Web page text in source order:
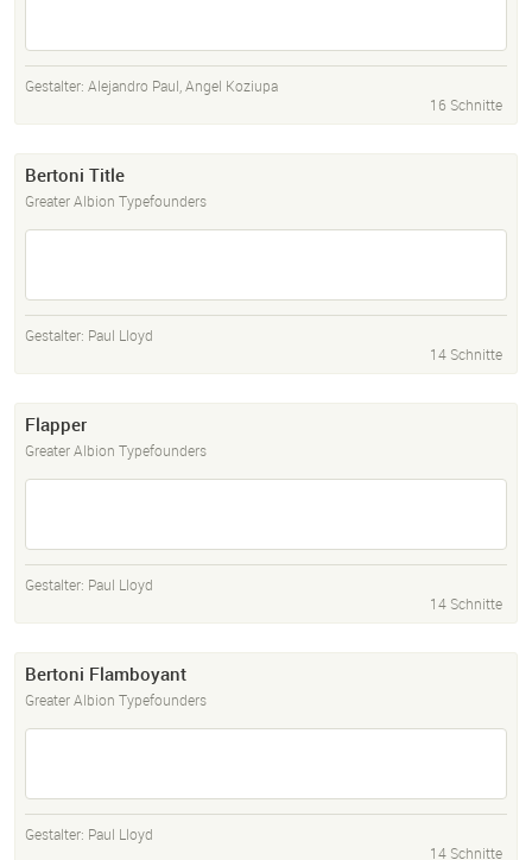
Gestalter: Alejandro Paul,Angel Koziupa
16 Schnitte
Bertoni Title
Greater Albion Typefounders
Gestalter: Paul Lloyd
14 Schnitte
Flapper
Greater Albion Typefounders
Gestalter: Paul Lloyd
14 Schnitte
Bertoni Flamboyant
Greater Albion Typefounders
Gestalter: Paul Lloyd
14 Schnitte